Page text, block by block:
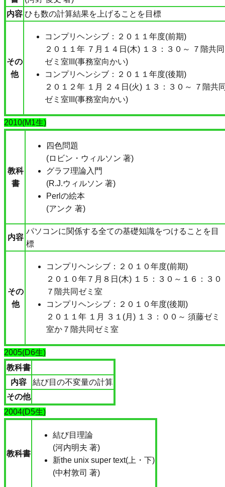
内容 ひも数の計算結果を上げることを目標
その
他
コンプリヘンシブ：２０１１年度(前期)
２０１１年 ７月１４日(木) １３：３０～ ７階共同
ゼミ室III(事務室向かい)
コンプリヘンシブ：２０１１年度(後期)
２０１２年 １月 ２４日(火) １３：３０～ ７階共
ゼミ室III(事務室向かい)
2010(M1生)
教科
書
四色問題
(ロビン・ウィルソン 著)
グラフ理論入門
(R.J.ウィルソン 著)
Perlの絵本
(アンク 著)
内容
パソコンに関係する全ての基礎知識をつけることを目
標
その
他
コンプリヘンシブ：２０１０年度(前期)
２０１０年７月８日(木) １５：３０～１６：３０
７階共同ゼミ室
コンプリヘンシブ：２０１０年度(後期)
２０１１年 １月 ３１(月) １３：００～ 須藤ゼミ
室か７階共同ゼミ室
2005(D6生)
教科書
内容
結び目の不変量の計算
その他
2004(D5生)
教科書
結び目理論
(河内明夫 著)
新the unix super text(上・下)
(中村敦司 著)